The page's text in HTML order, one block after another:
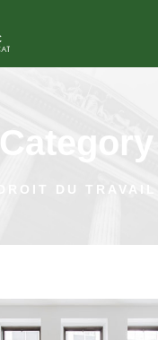
Category
DROIT DU TRAVAIL